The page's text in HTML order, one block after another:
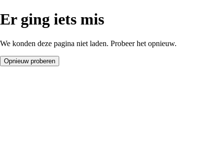
Er ging iets mis
We konden deze pagina niet laden. Probeer het opnieuw.
Opnieuw proberen